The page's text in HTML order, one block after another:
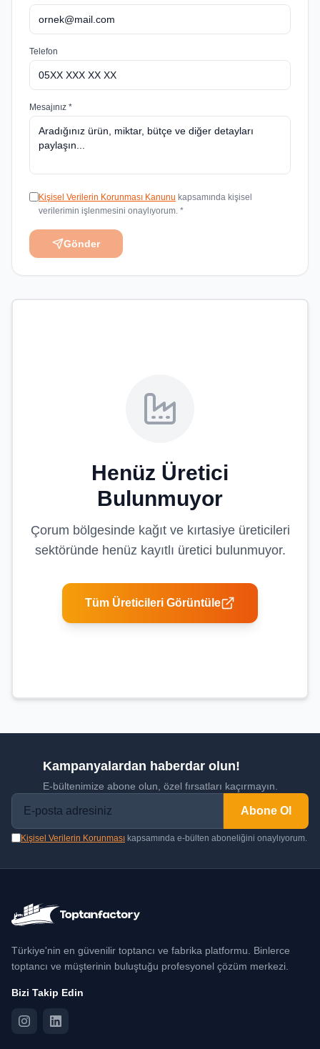
Telefon
Mesajınız *
Kişisel Verilerin Korunması Kanunu kapsamında kişisel
verilerimin işlenmesini onaylıyorum. *
Gönder
Henüz Üretici
Bulunmuyor
Çorum bölgesinde kağıt ve kırtasiye üreticileri
sektöründe henüz kayıtlı üretici bulunmuyor.
Tüm Üreticileri Görüntüle
Kampanyalardan haberdar olun!
E-bültenimize abone olun, özel fırsatları kaçırmayın.
Abone Ol
Kişisel Verilerin Korunması kapsamında e-bülten aboneliğini onaylıyorum.
Türkiye'nin en güvenilir toptancı ve fabrika platformu. Binlerce
toptancı ve müşterinin buluştuğu profesyonel çözüm merkezi.
Bizi Takip Edin